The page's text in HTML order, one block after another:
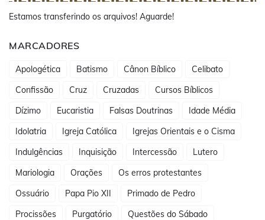
Estamos transferindo os arquivos! Aguarde!
MARCADORES
Apologética Batismo Cânon Bíblico
Celibato
Confissão
Cruz Cruzadas
Cursos Bíblicos
Dízimo
Eucaristia Falsas Doutrinas
Idade Média
Idolatria
Igreja Católica
Igrejas Orientais e o Cisma
Indulgências
Inquisição Intercessão
Lutero
Mariologia
Orações
Os erros protestantes
Ossuário
Papa Pio XII
Primado de Pedro
Procissões
Purgatório
Questões do Sábado